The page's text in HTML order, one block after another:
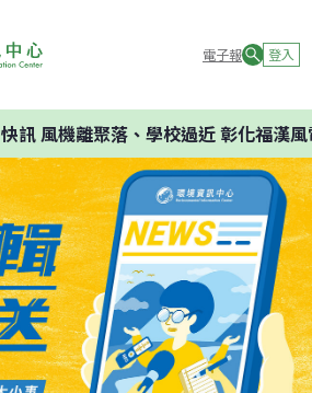
電子報 登入
快訊風機離聚落、學校過近 彰化福漢風